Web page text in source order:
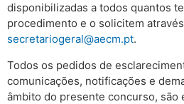
disponibilizadas a todos quantos
procedimento e o solicitem
secretariogeral@aecm.pt.
Todos os pedidos de
comunicações, notificações e
âmbito do presente concurso, são